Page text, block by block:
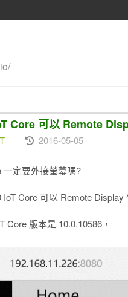
Core 可以 Remote
2016-05-05
一定要外接螢幕嗎?
Core 可以 Remote Display
Core 版本是 10.0.10586，